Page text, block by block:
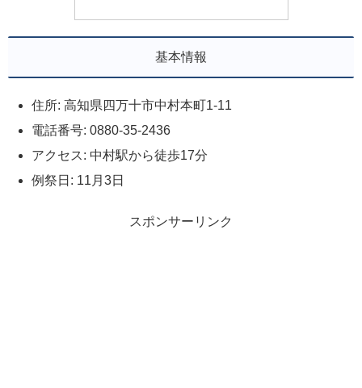
基本情報
住所: 高知県四万十市中村本町1-11
電話番号: 0880-35-2436
アクセス: 中村駅から徒歩17分
例祭日: 11月3日
スポンサーリンク